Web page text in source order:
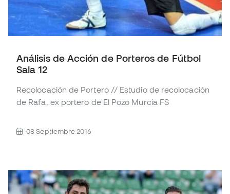
Análisis de Acción de Porteros de Fútbol
Sala 12
Recolocación de Portero // Estudio de recolocación
de Rafa, ex portero de El Pozo Murcia FS
08 Septiembre 2016